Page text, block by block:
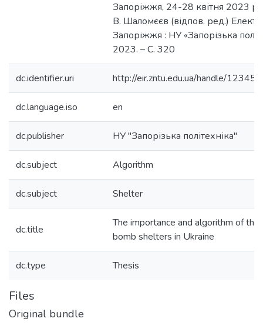
Запоріжжя, 24-28 квітня 2023 р.
В. Шаломєєв (відпов. ред.)
Запоріжжя : НУ «Запорізька
2023. – С. 320
dc.identifier.uri http://eir.zntu.edu.ua/handle/
dc.language.iso en
dc.publisher НУ "Запорізька політехніка"
dc.subject Algorithm
dc.subject Shelter
dc.title
The importance and algorithm of the
bomb shelters in Ukraine
dc.type Thesis
Files
Original bundle